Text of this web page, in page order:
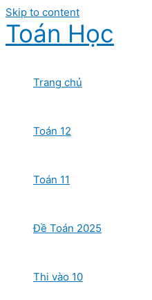
Skip to content
Toán Học
Trang chủ
Toán 12
Toán 11
Đề Toán 2025
Thi vào 10